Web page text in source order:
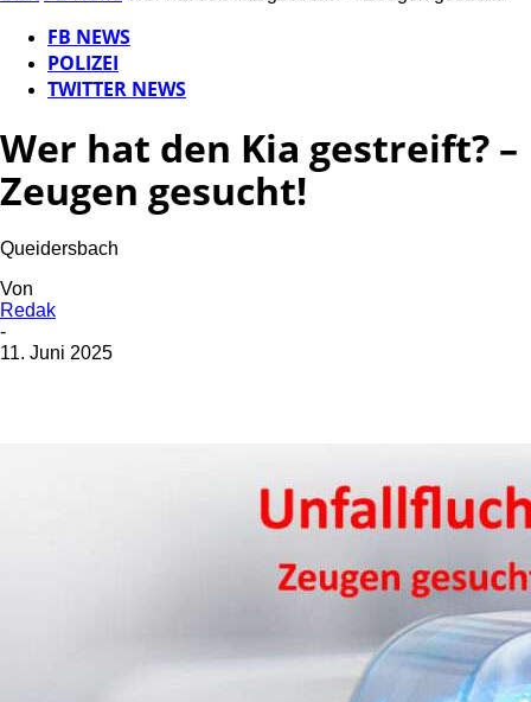
FB NEWS
POLIZEI
TWITTER NEWS
Wer hat den Kia gestreift? –
Zeugen gesucht!
Queidersbach
Von
Redak
-
11. Juni 2025